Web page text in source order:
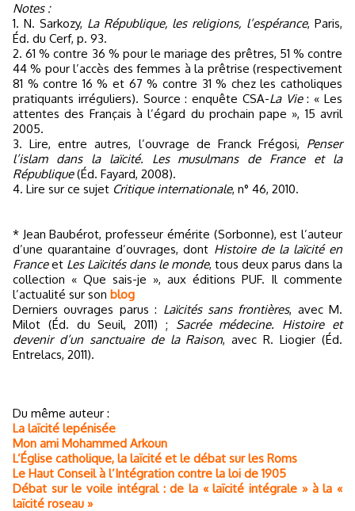
Notes :
1. N. Sarkozy, La République, les religions, l’espérance, Paris,
Éd. du Cerf, p. 93.
2. 61 % contre 36 % pour le mariage des prêtres, 51 % contre
44 % pour l’accès des femmes à la prêtrise (respectivement
81 % contre 16 % et 67 % contre 31 % chez les catholiques
pratiquants irréguliers). Source : enquête CSA-La Vie: « Les
attentes des Français à l’égard du prochain pape », 15 avril
2005.
3. Lire, entre autres, l’ouvrage de Franck Frégosi, Penser
l’islam dans la laïcité. Les musulmans de France et la
République(Éd. Fayard, 2008).
4. Lire sur ce sujet Critique internationale, n° 46, 2010.
* Jean Baubérot, professeur émérite (Sorbonne), est l’auteur
d’une quarantaine d’ouvrages, dont Histoire de la laïcité en
Franceet Les Laïcités dans le monde, tous deux parus dans la
collection « Que sais-je », aux éditions PUF. Il commente
l’actualité sur son blog
Derniers ouvrages parus : Laïcités sans frontières, avec M.
Milot (Éd. du Seuil, 2011) ; Sacrée médecine. Histoire et
devenir d’un sanctuaire de la Raison, avec R. Liogier (Éd.
Entrelacs, 2011).
Du même auteur :
La laïcité lepénisée
Mon ami Mohammed Arkoun
L’Église catholique, la laïcité et le débat sur les Roms
Le Haut Conseil à l’Intégration contre la loi de 1905
Débat sur le voile intégral : de la « laïcité intégrale » à la «
laïcité roseau »